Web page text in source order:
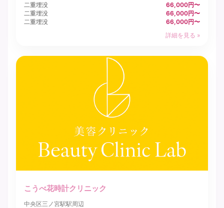
二重埋没
66,000円〜
二重埋没
66,000円〜
二重埋没
66,000円〜
詳細を見る »
こうべ花時計クリニック
中央区三ノ宮駅駅周辺